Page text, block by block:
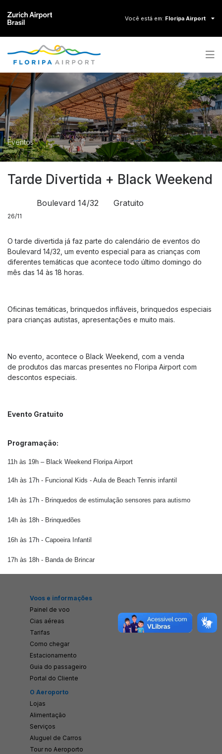
Você está em: Floripa Airport
Contraste
A+ Aumentar fonte
A- Diminuir fonte
Zurich Airport Brasil
Floripa Airport
Macaé Airport
Natal Airport
VOOS E INFORMAÇÕES
Cias aéreas
Tarifas
Como chegar
Portal do Cliente
Lojas
Alimentação
Tour no Aeroporto
Aeroporto para todos
Floripa Airport Shop
Boulevard 14/32
Eventos
Cargo
Real Estate
Comercial
Espaço para Eventos
Floripa Datacenter
SOBRE FLORIPA AIRPORT
Quem somos
Sobre Florianópolis
Trabalhe Conosco
Ruído Aeronáutico
Estatísticas e Documentos
Eventos
Tarde Divertida + Black Weekend
26/11
Boulevard 14/32 Gratuito
O tarde divertida já faz parte do calendário de eventos do
Boulevard 14/32, um evento especial para as crianças com
diferentes temáticas que acontece todo último domingo do
mês das 14 às 18 horas.
Oficinas temáticas, brinquedos infláveis, brinquedos especiais
para crianças autistas, apresentações e muito mais.
No evento, acontece o Black Weekend, com a venda
de produtos das marcas presentes no Floripa Airport com
descontos especiais.
Evento Gratuito
Programação:
11h às 19h – Black Weekend Floripa Airport
14h às 17h - Funcional Kids - Aula de Beach Tennis infantil
14h às 17h - Brinquedos de estimulação sensores para autismo
14h às 18h - Brinquedões
16h às 17h - Capoeira Infantil
17h às 18h - Banda de Brincar
Voos e informações
Painel de voo
Cias aéreas
Tarifas
Como chegar
Estacionamento
Guia do passageiro
Portal do Cliente
O Aeroporto
Lojas
Alimentação
Serviços
Aluguel de Carros
Tour no Aeroporto